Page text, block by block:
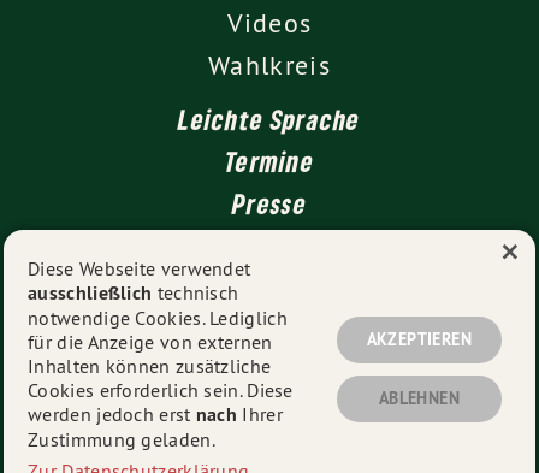
Videos
Wahlkreis
Leichte Sprache
Termine
Presse
Impressum
Datenschutz
© 2026Thekla Walker MdL- Alle Rechte vorbehalten.
Diese Webseite verwendet
ausschließlich technisch
notwendige Cookies. Lediglich
für die Anzeige von externen
Inhalten können zusätzliche
Cookies erforderlich sein. Diese
werden jedoch erst nach Ihrer
Zustimmung geladen.
AKZEPTIEREN
ABLEHNEN
×